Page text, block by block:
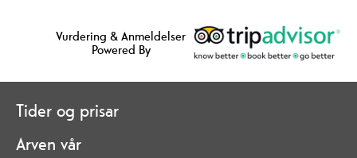
Vurdering & Anmeldelser
Powered By
Tider og prisar
Arven vår